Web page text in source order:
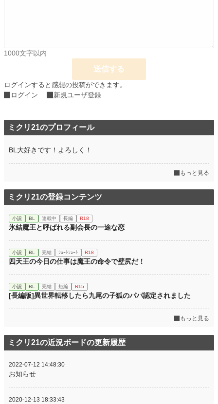
1000文字以内
送信する
ログインすると感想の投稿ができます。
ログイン
新規ユーザ登録
ミクリ21のプロフィール
BL大好きです！よろしく！
もっと見る
ミクリ21の登録コンテンツ
小説 BL 連載中 長編 R18
氷結魔王と呼ばれる副会長の一途な恋
小説 BL 完結 ｼｮｰﾄｼｮｰﾄ R18
四天王の今日の仕事は魔王の命令で壁尻だ！
小説 BL 完結 短編 R15
[長編版]異世界転移したら九尾の子狐のパパ認定されました
もっと見る
ミクリ21の近況ボードの更新履歴
2022-07-12 14:48:30
お知らせ
2020-12-13 18:33:43